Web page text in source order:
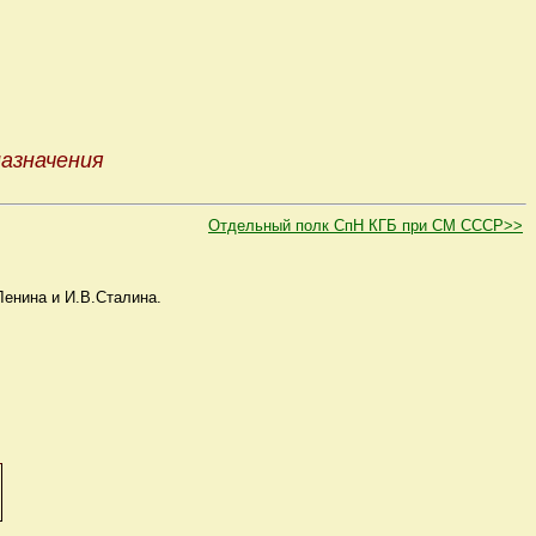
Отдельный полк СпН КГБ при СМ СССР>>
и И.В.Сталина.